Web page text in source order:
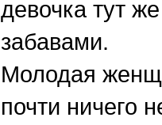
девочка тут
забавами.
Молодая
почти ничего